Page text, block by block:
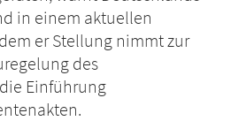
in einem aktuellen
er Stellung nimmt zur
des
Einführung